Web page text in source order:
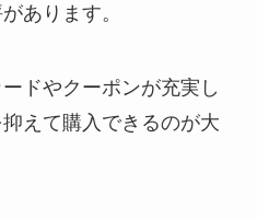
あります。
ドやクーポンが充実し
えて購入できるのが大